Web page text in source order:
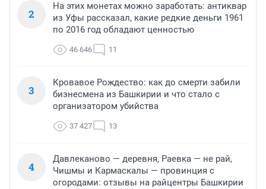
2
На этих монетах можно заработать: антиквар
из Уфы рассказал, какие редкие деньги 1961
по 2016 год обладают ценностью
46 646 11
3
Кровавое Рождество: как до смерти забили
бизнесмена из Башкирии и что стало с
организатором убийства
37 427 13
4
Давлеканово — деревня, Раевка — не рай,
Чишмы и Кармаскалы — провинция с
огородами: отзывы на райцентры Башкирии